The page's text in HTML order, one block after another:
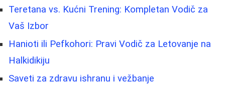
Teretana vs. Kućni Trening: Kompletan Vodič za
Vaš Izbor
Hanioti ili Pefkohori: Pravi Vodič za Letovanje na
Halkidikiju
Saveti za zdravu ishranu i vežbanje